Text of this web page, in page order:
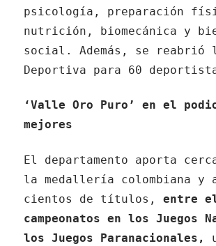
psicología, preparación
nutrición, biomecánica y
social. Además, se
Deportiva para 60
‘Valle Oro Puro’ en el
mejores
El departamento aporta
la medallería colombiana y
cientos de títulos, entre
campeonatos en los Juegos
los Juegos Paranacionales,